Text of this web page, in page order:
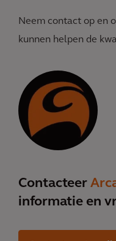
Neem contact op en
kunnen helpen de
Contacteer
informatie en